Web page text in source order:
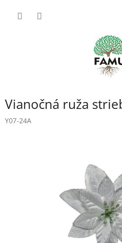
Vianočná ruža
Y07-24A